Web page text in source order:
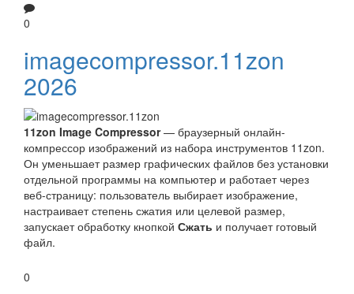
0
imagecompressor.11zon
2026
11zon Image Compressor— браузерный онлайн-
компрессор изображений из набора инструментов 11zon.
Он уменьшает размер графических файлов без установки
отдельной программы на компьютер и работает через
веб-страницу: пользователь выбирает изображение,
настраивает степень сжатия или целевой размер,
запускает обработку кнопкой Сжать и получает готовый
файл.
0